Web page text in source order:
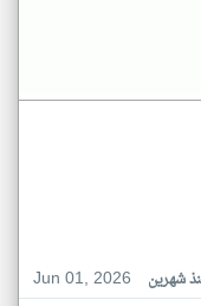
Jun 01, 2026
شهرين